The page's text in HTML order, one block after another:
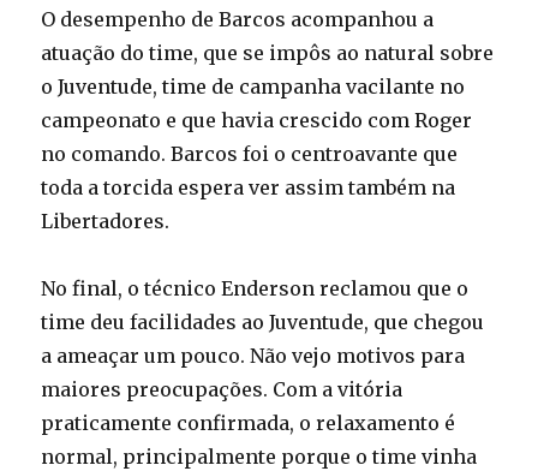
O desempenho de Barcos acompanhou a
atuação do time, que se impôs ao natural sobre
o Juventude, time de campanha vacilante no
campeonato e que havia crescido com Roger
no comando. Barcos foi o centroavante que
toda a torcida espera ver assim também na
Libertadores.
No final, o técnico Enderson reclamou que o
time deu facilidades ao Juventude, que chegou
a ameaçar um pouco. Não vejo motivos para
maiores preocupações. Com a vitória
praticamente confirmada, o relaxamento é
normal, principalmente porque o time vinha